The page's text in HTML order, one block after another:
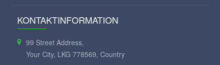
KONTAKTINFORMATION
99 Street Address,
Your City, LKG 778569, Country